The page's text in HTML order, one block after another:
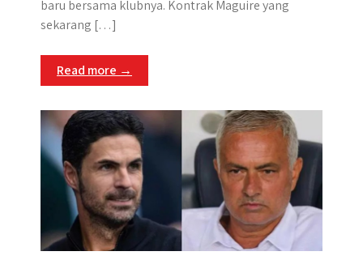
baru bersama klubnya. Kontrak Maguire yang
sekarang […]
Read more →